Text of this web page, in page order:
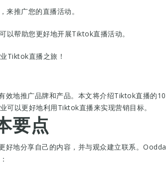
推广您的直播活动。
帮助您更好地开展Tiktok直播活动。
Tiktok直播之旅！
地推广品牌和产品。本文将介绍Tiktok直播的
以更好地利用Tiktok直播来实现营销目标。
要点
地分享自己的内容，并与观众建立联系。